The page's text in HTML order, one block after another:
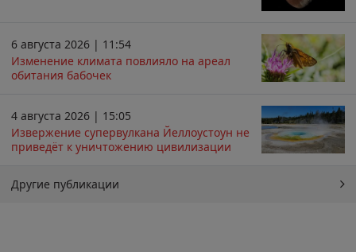
6 августа 2026 | 11:54
Изменение климата повлияло на ареал
обитания бабочек
4 августа 2026 | 15:05
Извержение супервулкана Йеллоустоун не
приведёт к уничтожению цивилизации
Другие публикации